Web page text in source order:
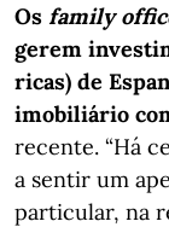
Os family
gerem
ricas) de
imobiliário
recente. “Há
a sentir um
particular, na